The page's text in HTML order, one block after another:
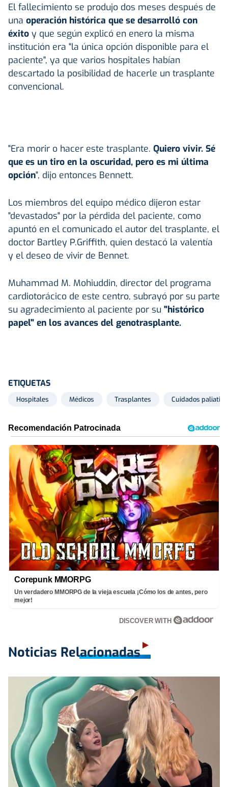
El fallecimiento se produjo dos meses después de
una operación histórica que se desarrolló con
éxito y que según explicó en enero la misma
institución era "la única opción disponible para el
paciente", ya que varios hospitales habían
descartado la posibilidad de hacerle un trasplante
convencional.
"Era morir o hacer este trasplante. Quiero vivir. Sé
que es un tiro en la oscuridad, pero es mi última
opción", dijo entonces Bennett.
Los miembros del equipo médico dijeron estar
"devastados" por la pérdida del paciente, como
apuntó en el comunicado el autor del trasplante, el
doctor Bartley P.Griffith, quien destacó la valentía
y el deseo de vivir de Bennet.
Muhammad M. Mohiuddin, director del programa
cardiotorácico de este centro, subrayó por su parte
su agradecimiento al paciente por su "histórico
papel" en los avances del genotrasplante.
ETIQUETAS
Hospitales Médicos Trasplantes Cuidados
Corepunk MMORPG
Un verdadero MMORPG de la vieja escuela ¡Cómo los de antes, pero
mejor!
DISCOVER WITH
Noticias Relacionadas